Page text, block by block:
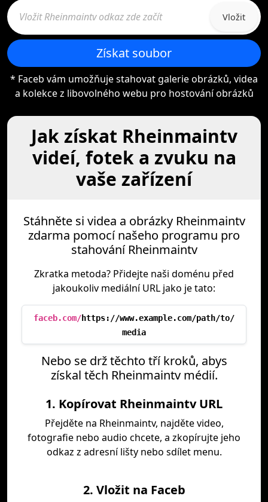
Vložit
Získat soubor
* Faceb vám umožňuje stahovat galerie obrázků, videa
a kolekce z libovolného webu pro hostování obrázků
Jak získat Rheinmaintv
videí, fotek a zvuku na
vaše zařízení
Stáhněte si videa a obrázky Rheinmaintv
zdarma pomocí našeho programu pro
stahování Rheinmaintv
Zkratka metoda? Přidejte naši doménu před
jakoukoliv mediální URL jako je tato:
faceb.com/https://www.example.com/path/to/
media
Nebo se drž těchto tří kroků, abys
získal těch Rheinmaintv médií.
1. Kopírovat Rheinmaintv URL
Přejděte na Rheinmaintv, najděte video,
fotografie nebo audio chcete, a zkopírujte jeho
odkaz z adresní lišty nebo sdílet menu.
2. Vložit na Faceb